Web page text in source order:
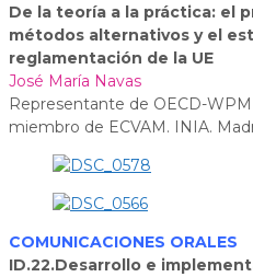
De la teoría a la práctica: el
métodos alternativos y el
reglamentación de la UE
José María Navas
Representante de OECD-
miembro de ECVAM. INIA.
COMUNICACIONES ORALES
ID.22.Desarrollo e